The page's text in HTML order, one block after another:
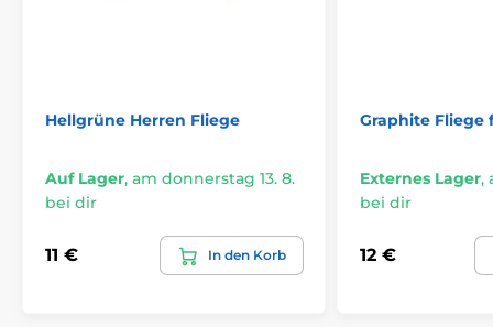
Hellgrüne Herren Fliege
Auf Lager, am donnerstag 13. 8.
bei dir
11 € In den Korb
Graphite Fliege
Externes Lager,
bei dir
12 €